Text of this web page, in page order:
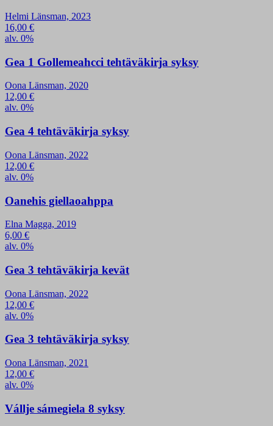
Helmi Länsman, 2023
16,00 €
alv. 0%
Gea 1 Gollemeahcci tehtäväkirja syksy
Oona Länsman, 2020
12,00 €
alv. 0%
Gea 4 tehtäväkirja syksy
Oona Länsman, 2022
12,00 €
alv. 0%
Oanehis giellaoahppa
Elna Magga, 2019
6,00 €
alv. 0%
Gea 3 tehtäväkirja kevät
Oona Länsman, 2022
12,00 €
alv. 0%
Gea 3 tehtäväkirja syksy
Oona Länsman, 2021
12,00 €
alv. 0%
Vállje sámegiela 8 syksy